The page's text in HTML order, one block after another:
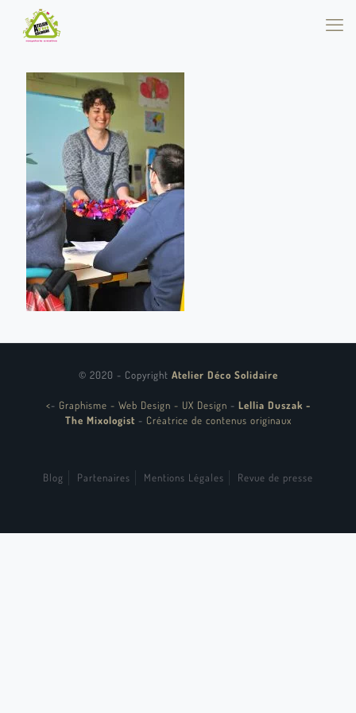
© 2020 - Copyright Atelier Déco Solidaire
<- Graphisme - Web Design - UX Design - Lellia Duszak -
The Mixologist - Créatrice de contenus originaux
Blog Partenaires Mentions Légales Revue de presse